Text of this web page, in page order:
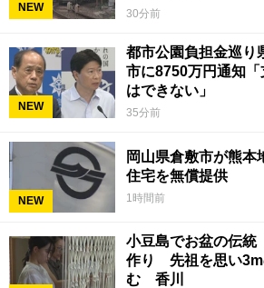
NEW 30分前
NEW
都市公園負担金巡
市に8750万円通知
はできない」
35分前
NEW
岡山県倉敷市が熊本
住宅を無償提供
1時間前
小豆島でお盆の伝統
作り 先祖を思い3m
む 香川